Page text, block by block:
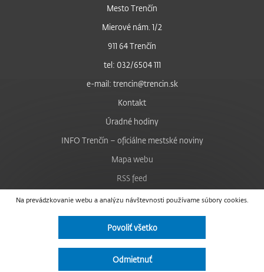
Na prevádzkovanie webu a analýzu návštevnosti používame súbory cookies.
Povoliť všetko
Odmietnuť
Mesto Trenčín
Mierové nám. 1/2
911 64 Trenčín
tel: 032/6504 111
e-mail: trencin@trencin.sk
Kontakt
Úradné hodiny
INFO Trenčín – oficiálne mestské noviny
Mapa webu
RSS feed
Nastavenie cookies
Facebook
Instagram